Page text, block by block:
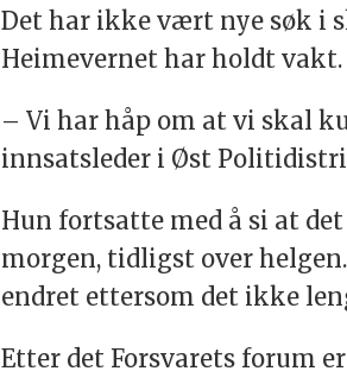
Det har ikke vært nye søk i
Heimevernet har holdt
– Vi har håp om at vi skal
innsatsleder i Øst
Hun fortsatte med å si at
morgen, tidligst over
endret ettersom det ikke
Etter det Forsvarets forum